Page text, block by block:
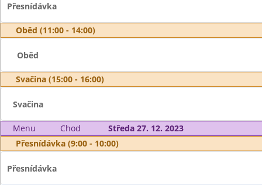
Přesnídávka
Oběd (11:00 - 14:00)
Oběd
Svačina (15:00 - 16:00)
Svačina
Menu Chod
Středa 27. 12. 2023
Přesnídávka (9:00 - 10:00)
Přesnídávka